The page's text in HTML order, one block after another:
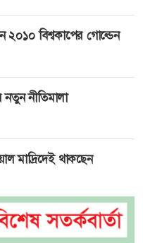
বিশ্বকাপের গোল্ডেন
নতুন নীতিমালা
মাদ্রিদেই থাকছেন